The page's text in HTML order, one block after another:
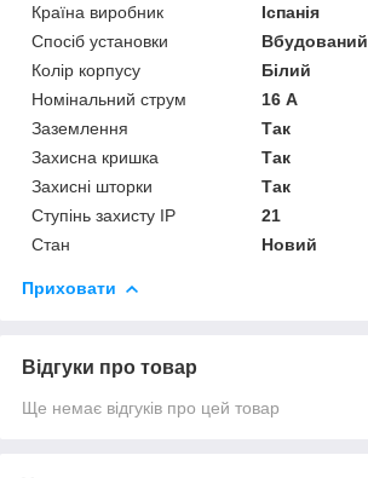
Країна виробник
Іспанія
Спосіб установки
Вбудований
Колір корпусу
Білий
Номінальний струм
16 А
Заземлення
Так
Захисна кришка
Так
Захисні шторки
Так
Ступінь захисту IP
21
Стан
Новий
Приховати
Відгуки про товар
Ще немає відгуків про цей товар